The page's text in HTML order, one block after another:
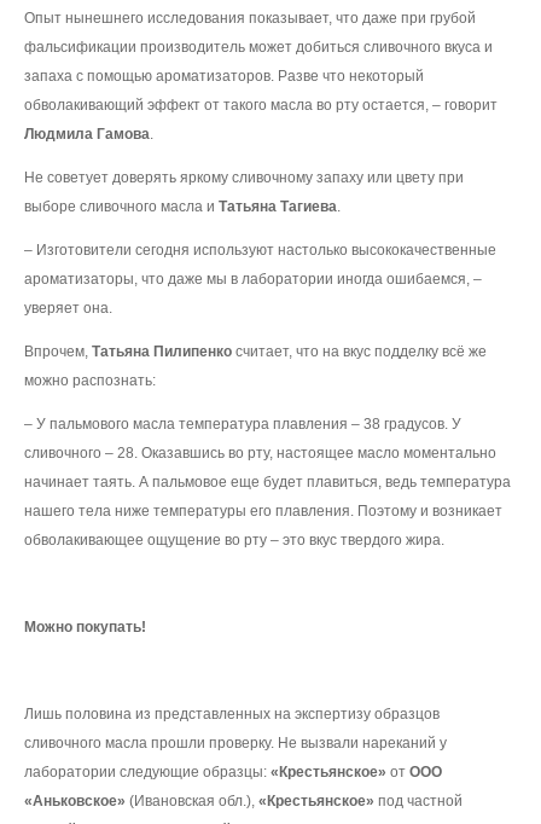
Опыт нынешнего исследования показывает, что даже при грубой
фальсификации производитель может добиться сливочного вкуса и
запаха с помощью ароматизаторов. Разве что некоторый
обволакивающий эффект от такого масла во рту остается, – говорит
Людмила Гамова.
Не советует доверять яркому сливочному запаху или цвету при
выборе сливочного масла и Татьяна Тагиева.
– Изготовители сегодня используют настолько высококачественные
ароматизаторы, что даже мы в лаборатории иногда ошибаемся, –
уверяет она.
Впрочем, Татьяна Пилипенко считает, что на вкус подделку всё же
можно распознать:
– У пальмового масла температура плавления – 38 градусов. У
сливочного – 28. Оказавшись во рту, настоящее масло моментально
начинает таять. А пальмовое еще будет плавиться, ведь температура
нашего тела ниже температуры его плавления. Поэтому и возникает
обволакивающее ощущение во рту – это вкус твердого жира.
Можно покупать!
Лишь половина из представленных на экспертизу образцов
сливочного масла прошли проверку. Не вызвали нареканий у
лаборатории следующие образцы: «Крестьянское» от ООО
«Аньковское» (Ивановская обл.), «Крестьянское» под частной